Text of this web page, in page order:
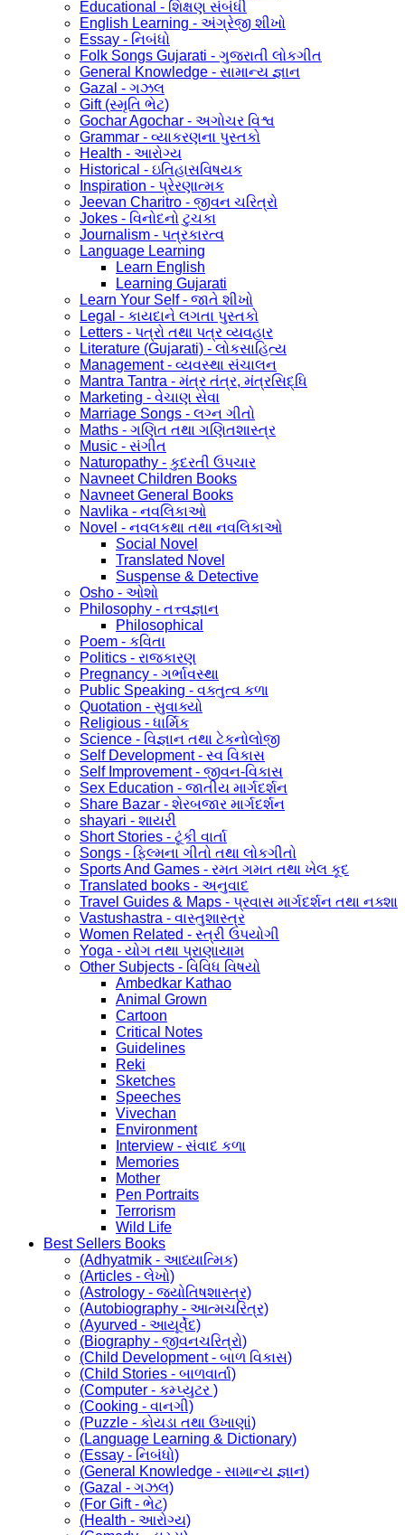
Educational - શિક્ષણ સંબંધી
English Learning - અંગ્રેજી શીખો
Essay - નિબંધો
Folk Songs Gujarati - ગુજરાતી લોકગીત
General Knowledge - સામાન્ય જ્ઞાન
Gazal - ગઝલ
Gift (સ્મૃતિ ભેટ)
Gochar Agochar - અગોચર વિશ્વ
Grammar - વ્યાકરણના પુસ્તકો
Health - આરોગ્ય
Historical - ઇતિહાસવિષયક
Inspiration - પ્રેરણાત્મક
Jeevan Charitro - જીવન ચરિત્રો
Jokes - વિનોદનો ટુચકા
Journalism - પત્રકારત્વ
Language Learning
Learn English
Learning Gujarati
Learn Your Self - જાતે શીખો
Legal - કાયદાને લગતા પુસ્તકો
Letters - પત્રો તથા પત્ર વ્યવહાર
Literature (Gujarati) - લોકસાહિત્ય
Management - વ્યવસ્થા સંચાલન
Mantra Tantra - મંત્ર તંત્ર, મંત્રસિદ્ધિ
Marketing - વેચાણ સેવા
Marriage Songs - લગ્ન ગીતો
Maths - ગણિત તથા ગણિતશાસ્ત્ર
Music - સંગીત
Naturopathy - કુદરતી ઉપચાર
Navneet Children Books
Navneet General Books
Navlika - નવલિકાઓ
Novel - નવલકથા તથા નવલિકાઓ
Social Novel
Translated Novel
Suspense & Detective
Osho - ઓશો
Philosophy - તત્ત્વજ્ઞાન
Philosophical
Poem - કવિતા
Politics - રાજકારણ
Pregnancy - ગર્ભાવસ્થા
Public Speaking - વક્તુત્વ કળા
Quotation - સુવાક્યો
Religious - ધાર્મિક
Science - વિજ્ઞાન તથા ટેકનોલોજી
Self Development - સ્વ વિકાસ
Self Improvement - જીવન-વિકાસ
Sex Education - જાતીય માર્ગદર્શન
Share Bazar - શેરબજાર માર્ગદર્શન
shayari - શાયરી
Short Stories - ટૂંકી વાર્તા
Songs - ફિલ્મના ગીતો તથા લોકગીતો
Sports And Games - રમત ગમત તથા ખેલ કૂદ
Translated books - અનુવાદ
Travel Guides & Maps - પ્રવાસ માર્ગદર્શન તથા નક્શા
Vastushastra - વાસ્તુશાસ્ત્ર
Women Related - સ્ત્રી ઉપયોગી
Yoga - યોગ તથા પ્રાણાયામ
Other Subjects - વિવિધ વિષયો
Ambedkar Kathao
Animal Grown
Cartoon
Critical Notes
Guidelines
Reki
Sketches
Speeches
Vivechan
Environment
Interview - સંવાદ કળા
Memories
Mother
Pen Portraits
Terrorism
Wild Life
Best Sellers Books
(Adhyatmik - આધ્યાત્મિક)
(Articles - લેખો)
(Astrology - જ્યોતિષશાસ્ત્ર)
(Autobiography - આત્મચરિત્ર)
(Ayurved - આયૂર્વેદ)
(Biography - જીવનચરિત્રો)
(Child Development - બાળ વિકાસ)
(Child Stories - બાળવાર્તા)
(Computer - કમ્પ્યુટર )
(Cooking - વાનગી)
(Puzzle - કોયડા તથા ઉખાણાં)
(Language Learning & Dictionary)
(Essay - નિબંધો)
(General Knowledge - સામાન્ય જ્ઞાન)
(Gazal - ગઝલ)
(For Gift - ભેટ)
(Health - આરોગ્ય)